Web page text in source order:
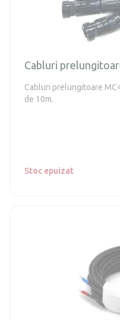
Cabluri
Cabluri prelungitoare
de 10m.
Stoc epuizat